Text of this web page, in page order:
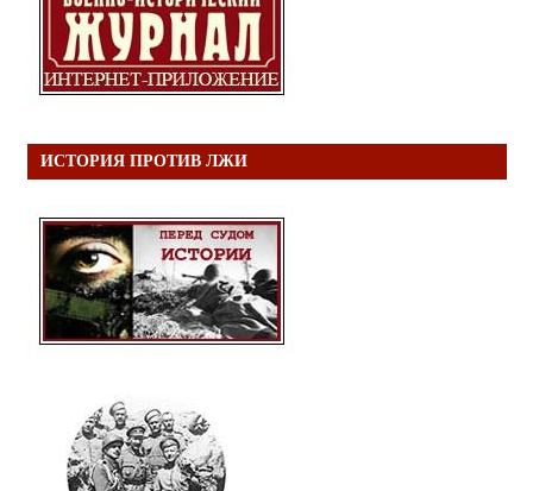
ИСТОРИЯ ПРОТИВ ЛЖИ